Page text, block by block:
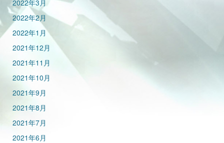
2022年3月
2022年2月
2022年1月
2021年12月
2021年11月
2021年10月
2021年9月
2021年8月
2021年7月
2021年6月